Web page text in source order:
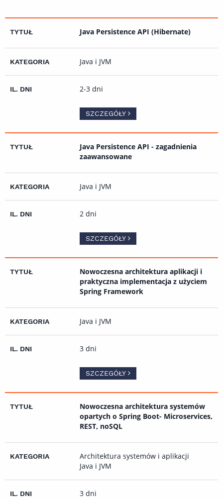
Java Persistence API (Hibernate)
Java i JVM
2-3 dni
SZCZEGÓŁY
Java Persistence API - zagadnienia
zaawansowane
Java i JVM
2 dni
SZCZEGÓŁY
Nowoczesna architektura aplikacji i
praktyczna implementacja z użyciem
Spring Framework
Java i JVM
3 dni
SZCZEGÓŁY
Nowoczesna architektura systemów
opartych o Spring Boot- Microservices,
REST, noSQL
Architektura systemów i aplikacji
Java i JVM
3 dni